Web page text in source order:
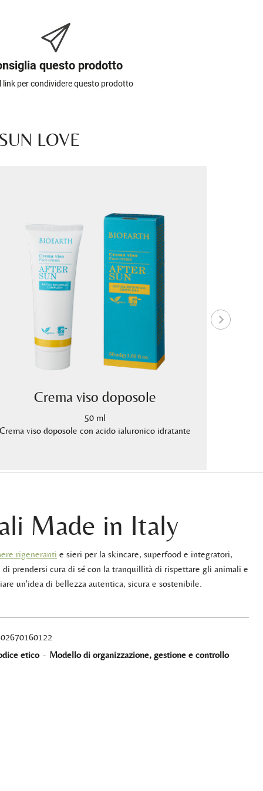
questo prodotto
link per condividere questo prodotto
LOVE
Crema viso doposole
50 ml
viso doposole con acido ialuronico idratante
Made in Italy
rigeneranti e sieri per la skincare, superfood e integratori,
prendersi cura di sé con la tranquillità di rispettare gli animali e
un'idea di bellezza autentica, sicura e sostenibile.
etico - Modello di organizzazione, gestione e controllo